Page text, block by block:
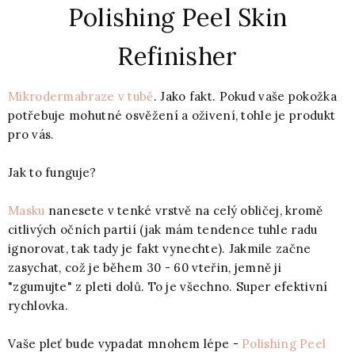
Polishing Peel Skin
Refinisher
Mikrodermabraze v tubě. Jako fakt. Pokud vaše pokožka
potřebuje mohutné osvěžení a oživení, tohle je produkt
pro vás.
Jak to funguje?
Masku nanesete v tenké vrstvě na celý obličej, kromě
citlivých očních partií (jak mám tendence tuhle radu
ignorovat, tak tady je fakt vynechte). Jakmile začne
zasychat, což je během 30 - 60 vteřin, jemně ji
"zgumujte" z pleti dolů. To je všechno. Super efektivní
rychlovka.
Vaše pleť bude vypadat mnohem lépe - Polishing Peel